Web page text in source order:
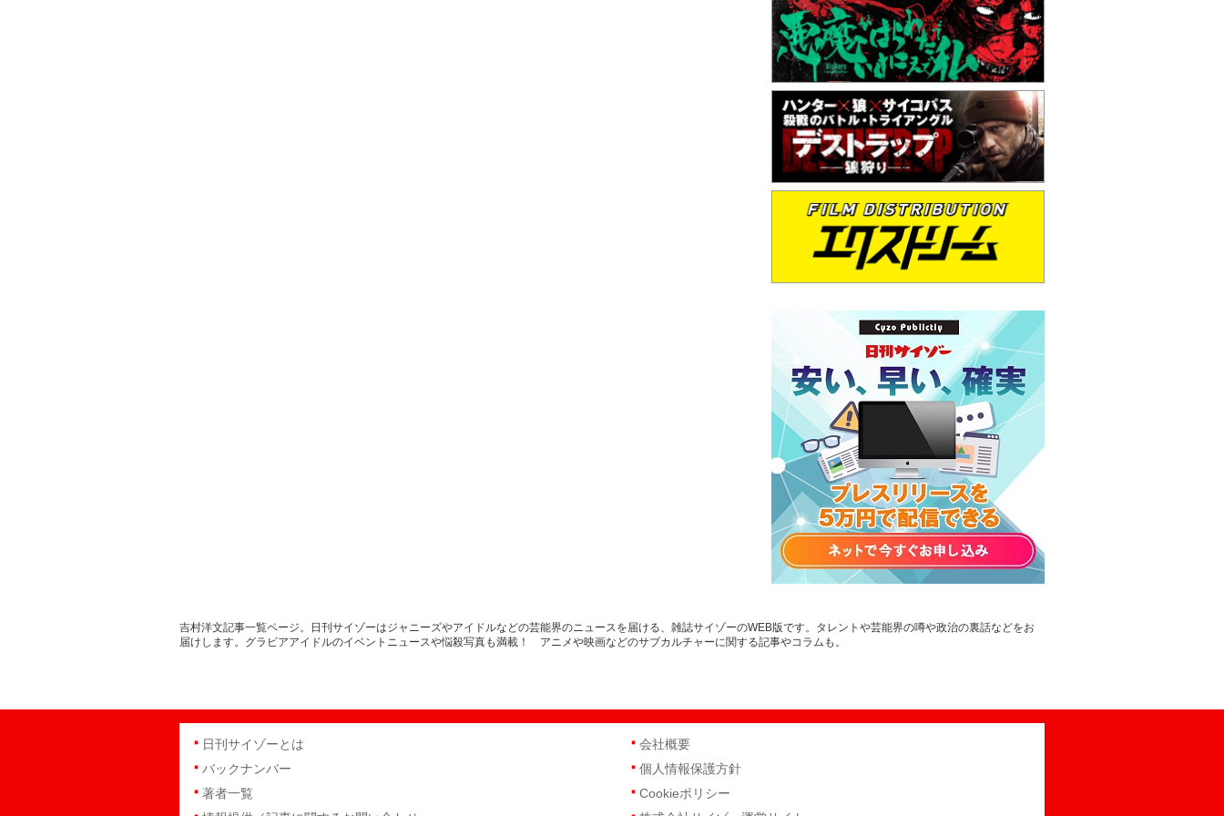
吉村洋文記事一覧ページ。日刊サイゾーはジャニーズやアイドルなどの芸能界のニュースを届ける、雑誌サイゾーのWEB版です。タレントや芸能界の噂や政治の裏話などをお
届けします。グラビアアイドルのイベントニュースや悩殺写真も満載！ アニメや映画などのサブカルチャーに関する記事やコラムも。
日刊サイゾーとは
バックナンバー
著者一覧
会社概要
個人情報保護方針
Cookieポリシー